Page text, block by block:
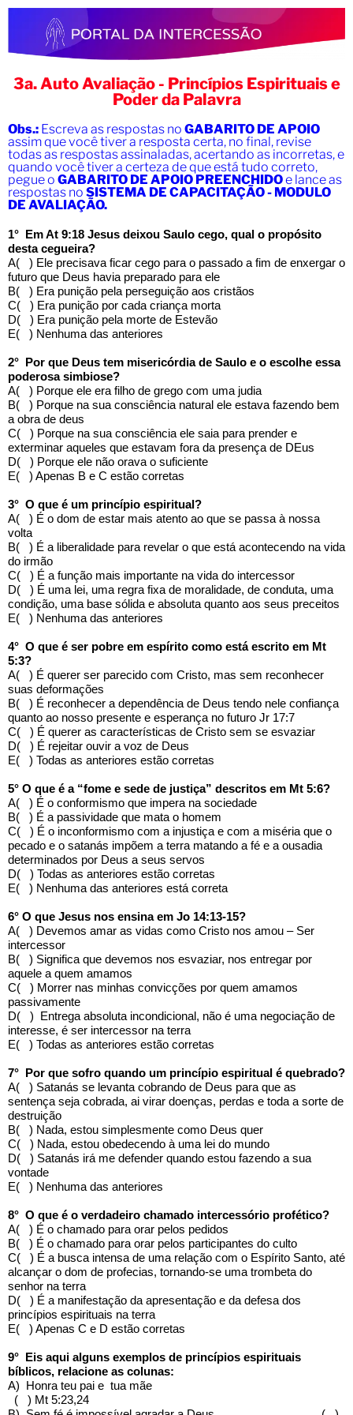
3a. Auto Avaliação - Princípios Espirituais e
Poder da Palavra
Obs.: Escreva as respostas no GABARITO DE APOIO
assim que você tiver a resposta certa, no final, revise
todas as respostas assinaladas, acertando as incorretas, e
quando você tiver a certeza de que está tudo correto,
pegue o GABARITO DE APOIO PREENCHIDOe lance as
respostas no SISTEMA DE CAPACITAÇÃO - MODULO
DE AVALIAÇÃO.
1° Em At 9:18 Jesus deixou Saulo cego, qual o propósito
desta cegueira?
A( ) Ele precisava ficar cego para o passado a fim de enxergar o
futuro que Deus havia preparado para ele
B( ) Era punição pela perseguição aos cristãos
C( ) Era punição por cada criança morta
D( ) Era punição pela morte de Estevão
E( ) Nenhuma das anteriores
2° Por que Deus tem misericórdia de Saulo e o escolhe essa
poderosa simbiose?
A( ) Porque ele era filho de grego com uma judia
B( ) Porque na sua consciência natural ele estava fazendo bem
a obra de deus
C( ) Porque na sua consciência ele saia para prender e
exterminar aqueles que estavam fora da presença de DEus
D( ) Porque ele não orava o suficiente
E( ) Apenas B e C estão corretas
3° O que é um princípio espiritual?
A( ) É o dom de estar mais atento ao que se passa à nossa
volta
B( ) É a liberalidade para revelar o que está acontecendo na vida
do irmão
C( ) É a função mais importante na vida do intercessor
D( ) É uma lei, uma regra fixa de moralidade, de conduta, uma
condição, uma base sólida e absoluta quanto aos seus preceitos
E( ) Nenhuma das anteriores
4° O que é ser pobre em espírito como está escrito em Mt
5:3?
A( ) É querer ser parecido com Cristo, mas sem reconhecer
suas deformações
B( ) É reconhecer a dependência de Deus tendo nele confiança
quanto ao nosso presente e esperança no futuro Jr 17:7
C( ) É querer as características de Cristo sem se esvaziar
D( ) É rejeitar ouvir a voz de Deus
E( ) Todas as anteriores estão corretas
5° O que é a “fome e sede de justiça” descritos em Mt 5:6?
A( ) É o conformismo que impera na sociedade
B( ) É a passividade que mata o homem
C( ) É o inconformismo com a injustiça e com a miséria que o
pecado e o satanás impõem a terra matando a fé e a ousadia
determinados por Deus a seus servos
D( ) Todas as anteriores estão corretas
E( ) Nenhuma das anteriores está correta
6° O que Jesus nos ensina em Jo 14:13-15?
A( ) Devemos amar as vidas como Cristo nos amou – Ser
intercessor
B( ) Significa que devemos nos esvaziar, nos entregar por
aquele a quem amamos
C( ) Morrer nas minhas convicções por quem amamos
passivamente
D( ) Entrega absoluta incondicional, não é uma negociação de
interesse, é ser intercessor na terra
E( ) Todas as anteriores estão corretas
7° Por que sofro quando um princípio espiritual é quebrado?
A( ) Satanás se levanta cobrando de Deus para que as
sentença seja cobrada, ai virar doenças, perdas e toda a sorte de
destruição
B( ) Nada, estou simplesmente como Deus quer
C( ) Nada, estou obedecendo à uma lei do mundo
D( ) Satanás irá me defender quando estou fazendo a sua
vontade
E( ) Nenhuma das anteriores
8° O que é o verdadeiro chamado intercessório profético?
A( ) É o chamado para orar pelos pedidos
B( ) É o chamado para orar pelos participantes do culto
C( ) É a busca intensa de uma relação com o Espírito Santo, até
alcançar o dom de profecias, tornando-se uma trombeta do
senhor na terra
D( ) É a manifestação da apresentação e da defesa dos
princípios espirituais na terra
E( ) Apenas C e D estão corretas
9° Eis aqui alguns exemplos de princípios espirituais
bíblicos, relacione as colunas:
A) Honra teu pai e tua mãe
( ) Mt 5:23,24